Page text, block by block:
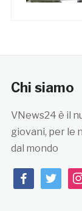
Chi siamo
VNews24 è il
giovani, per le
dal mondo
facebooktwitter